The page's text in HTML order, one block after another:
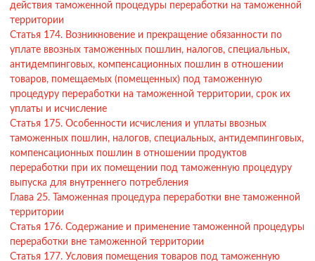
действия таможенной процедуры переработки на таможенной
территории
Статья 174. Возникновение и прекращение обязанности по
уплате ввозных таможенных пошлин, налогов, специальных,
антидемпинговых, компенсационных пошлин в отношении
товаров, помещаемых (помещенных) под таможенную
процедуру переработки на таможенной территории, срок их
уплаты и исчисление
Статья 175. Особенности исчисления и уплаты ввозных
таможенных пошлин, налогов, специальных, антидемпинговых,
компенсационных пошлин в отношении продуктов
переработки при их помещении под таможенную процедуру
выпуска для внутреннего потребления
Глава 25. Таможенная процедура переработки вне таможенной
территории
Статья 176. Содержание и применение таможенной процедуры
переработки вне таможенной территории
Статья 177. Условия помещения товаров под таможенную